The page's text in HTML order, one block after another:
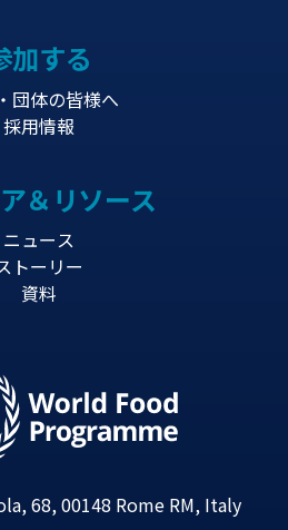
加する
団体の皆様へ
採用情報
＆リソース
ニュース
トーリー
資料
68, 00148 Rome RM, Italy